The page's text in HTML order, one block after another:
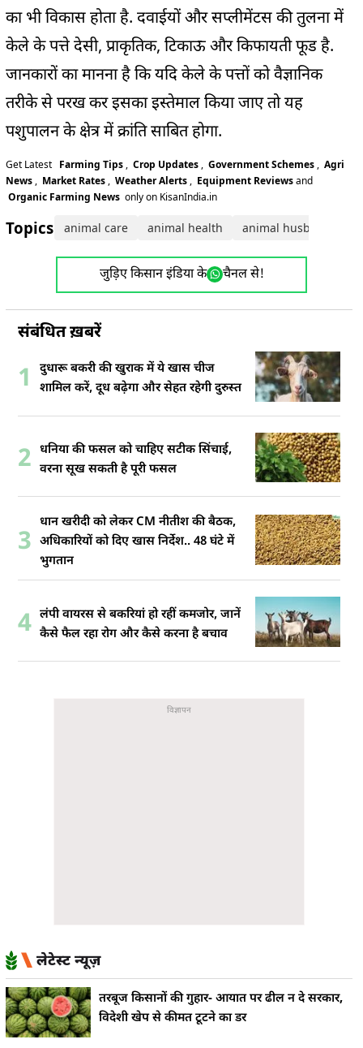
का भी विकास होता है. दवाईयों और सप्लीमेंटस की तुलना में
केले के पत्ते देसी, प्राकृतिक, टिकाऊ और किफायती फूड है.
जानकारों का मानना है कि यदि केले के पत्तों को वैज्ञानिक
तरीके से परख कर इसका इस्तेमाल किया जाए तो यह
पशुपालन के क्षेत्र में क्रांति साबित होगा.
Get Latest Farming Tips , Crop Updates , Government Schemes , Agri
News , Market Rates , Weather Alerts , Equipment Reviewsand
Organic Farming News only on KisanIndia.in
Topics: animal care animal health animal husbandry
जुड़िए किसान इंडिया के चैनल से!
संबंधित ख़बरें
1
दुधारू बकरी की खुराक में ये खास चीज
शामिल करें, दूध बढ़ेगा और सेहत रहेगी दुरुस्त
2 धनिया की फसल को चाहिए सटीक सिंचाई,
वरना सूख सकती है पूरी फसल
3
धान खरीदी को लेकर CM नीतीश की बैठक,
अधिकारियों को दिए खास निर्देश.. 48 घंटे में
भुगतान
4 लंपी वायरस से बकरियां हो रहीं कमजोर, जानें
कैसे फैल रहा रोग और कैसे करना है बचाव
लेटेस्ट न्यूज़
तरबूज किसानों की गुहार- आयात पर ढील न दे सरकार,
विदेशी खेप से कीमत टूटने का डर